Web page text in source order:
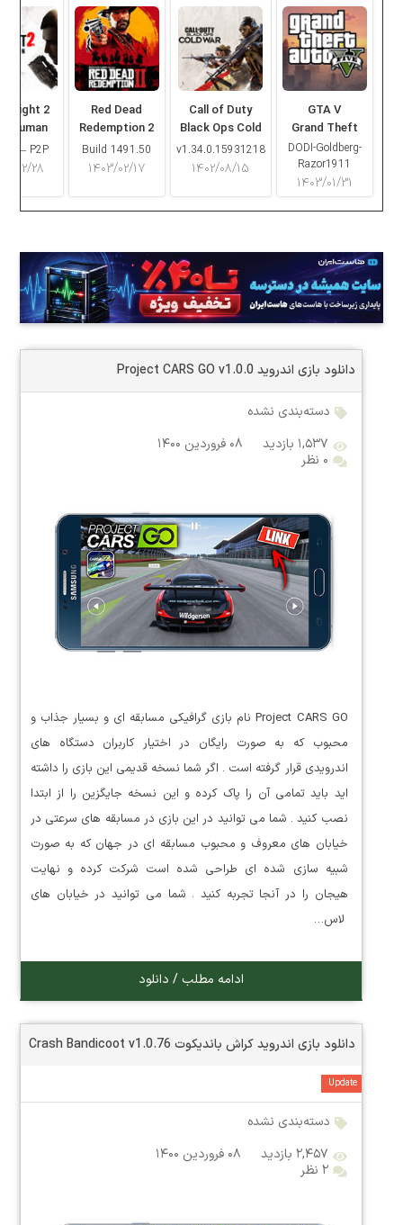
GTA V
Grand Theft
Auto V
DODI-Goldberg-
Razor1911
۱۴۰۳/۰۱/۳۱
Call of Duty
Black Ops Cold
War
v1.34.0.15931218
۱۴۰۲/۰۸/۱۵
Red Dead
Redemption 2
Build 1491.50
۱۴۰۳/۰۲/۱۷
Light 2
Human
– P2P
۱۴۰۳/
دانلود بازی اندروید Project CARS GO v1.0.0
دسته‌بندی نشده
۱,۵۳۷ بازدید
۰۸ فروردین ۱۴۰۰
۰ نظر
Project CARS GO نام بازی گرافیکی مسابقه ای و بسیار جذاب و
محبوب که به صورت رایگان در اختیار کاربران دستگاه های
اندرویدی قرار گرفته است . اگر شما نسخه قدیمی این بازی را داشته
اید باید تمامی آن را پاک کرده و این نسخه جایگزین را از ابتدا
نصب کنید . شما می توانید در این بازی در مسابقه های سرعتی در
خیابان های معروف و محبوب مسابقه ای در جهان که به صورت
شبیه سازی شده ای طراحی شده است شرکت کرده و نهایت
هیجان را در آنجا تجربه کنید . شما می توانید در خیابان های
لاس…
ادامه مطلب / دانلود
دانلود بازی اندروید کراش باندیکوت Crash Bandicoot v1.0.76
Update
دسته‌بندی نشده
۲,۴۵۷ بازدید
۰۸ فروردین ۱۴۰۰
۲ نظر